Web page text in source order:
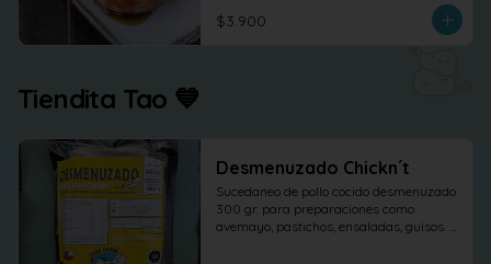
$3.900
Tiendita Tao 💙
Desmenuzado Chickn´t
Sucedaneo de pollo cocido desmenuzado
300 gr. para preparaciones como
avemayo, pastichos, ensaladas, guisos.